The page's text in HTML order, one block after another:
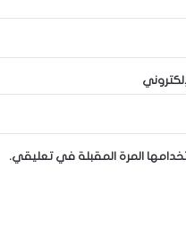
المرة المقبلة في تعليقي.